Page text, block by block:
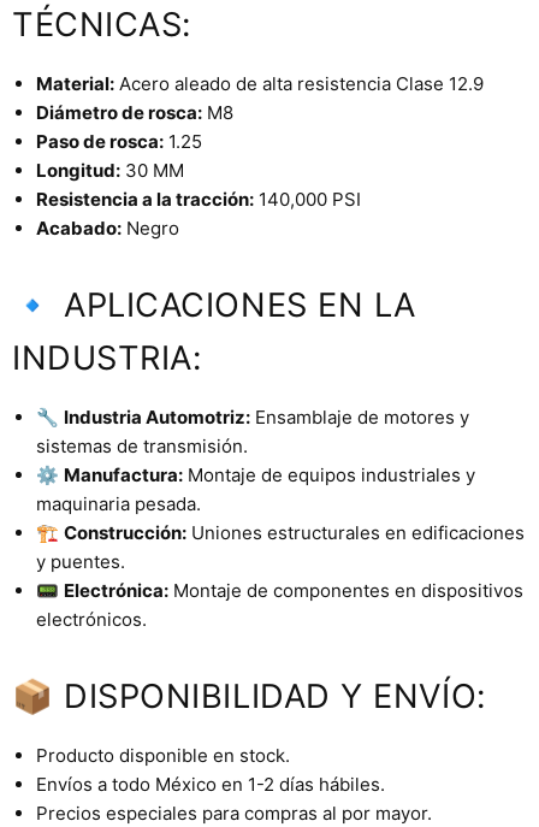
TÉCNICAS:
Material: Acero aleado de alta resistencia Clase 12.9
Diámetro de rosca: M8
Paso de rosca: 1.25
Longitud: 30 MM
Resistencia a la tracción: 140,000 PSI
Acabado: Negro
🔹 APLICACIONES EN LA
INDUSTRIA:
🔧 Industria Automotriz: Ensamblaje de motores y
sistemas de transmisión.
⚙️ Manufactura: Montaje de equipos industriales y
maquinaria pesada.
🏗️ Construcción: Uniones estructurales en edificaciones
y puentes.
📟 Electrónica: Montaje de componentes en dispositivos
electrónicos.
📦 DISPONIBILIDAD Y ENVÍO:
Producto disponible en stock.
Envíos a todo México en 1-2 días hábiles.
Precios especiales para compras al por mayor.